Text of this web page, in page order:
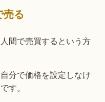
売る
間で売買するという方
分で価格を設定しなけ
す。